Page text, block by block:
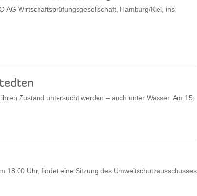
AG Wirtschaftsprüfungsgesellschaft, Hamburg/Kiel, ins
Zustand untersucht werden – auch unter Wasser. Am 15.
18.00 Uhr, findet eine Sitzung des Umweltschutzausschusses